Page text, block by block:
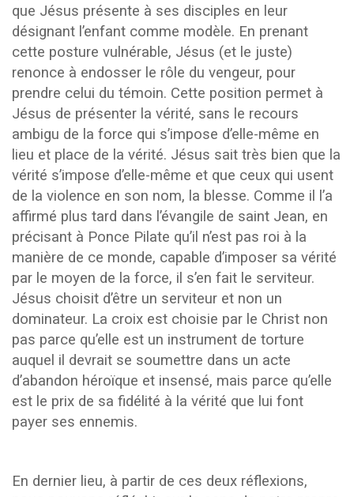
que Jésus présente à ses disciples en leur
désignant l’enfant comme modèle. En prenant
cette posture vulnérable, Jésus (et le juste)
renonce à endosser le rôle du vengeur, pour
prendre celui du témoin. Cette position permet à
Jésus de présenter la vérité, sans le recours
ambigu de la force qui s’impose d’elle-même en
lieu et place de la vérité. Jésus sait très bien que la
vérité s’impose d’elle-même et que ceux qui usent
de la violence en son nom, la blesse. Comme il l’a
affirmé plus tard dans l’évangile de saint Jean, en
précisant à Ponce Pilate qu’il n’est pas roi à la
manière de ce monde, capable d’imposer sa vérité
par le moyen de la force, il s’en fait le serviteur.
Jésus choisit d’être un serviteur et non un
dominateur. La croix est choisie par le Christ non
pas parce qu’elle est un instrument de torture
auquel il devrait se soumettre dans un acte
d’abandon héroïque et insensé, mais parce qu’elle
est le prix de sa fidélité à la vérité que lui font
payer ses ennemis.
En dernier lieu, à partir de ces deux réflexions,